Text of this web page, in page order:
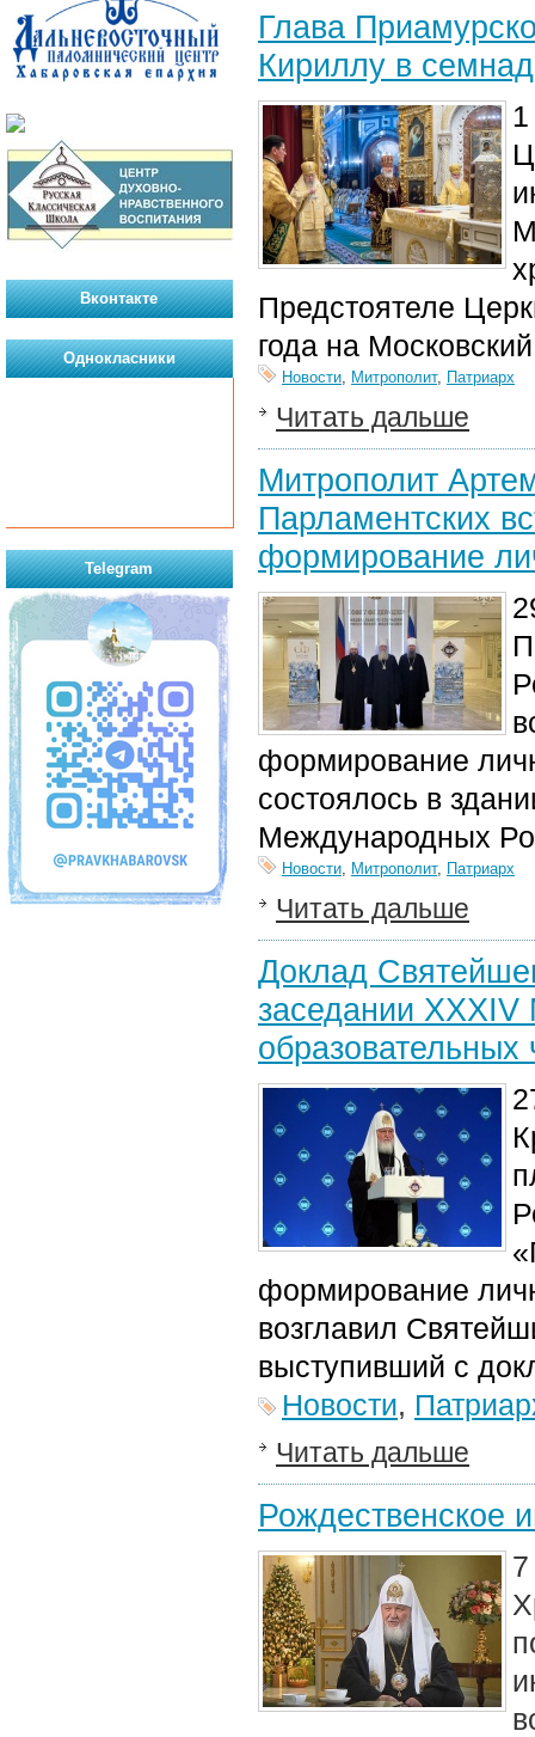
Глава
Кириллу в
Предстоятеле
года на
Новости, Митрополит, Патриарх
Читать дальше
Митрополит
Парламентских
формирование
формирование
состоялось в
Международных
Новости, Митрополит, Патриарх
Читать дальше
Доклад
заседании
образовательных
формирование
возглавил
выступивший с
Новости,
Читать дальше
Рождественское
Вконтакте
Однокласники
Telegram